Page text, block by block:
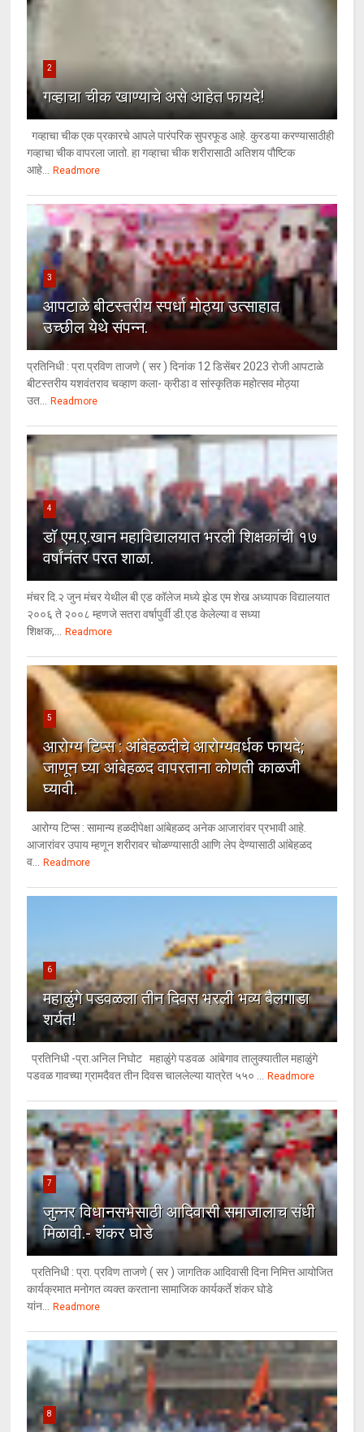
2
गव्हाचा चीक खाण्याचे असे आहेत फायदे!
गव्हाचा चीक एक प्रकारचे आपले पारंपरिक सुपरफूड आहे. कुरडया करण्यासाठीही
गव्हाचा चीक वापरला जातो. हा गव्हाचा चीक शरीरासाठी अतिशय पौष्टिक
आहे... Readmore
3
आपटाळे बीटस्तरीय स्पर्धा मोठ्या उत्साहात
उच्छील येथे संपन्न.
प्रतिनिधी : प्रा.प्रविण ताजणे ( सर ) दिनांक 12 डिसेंबर 2023 रोजी आपटाळे
बीटस्तरीय यशवंतराव चव्हाण कला- क्रीडा व सांस्कृतिक महोत्सव मोठ्या
उत... Readmore
4
डॉ एम.ए.खान महाविद्यालयात भरली शिक्षकांची १७
वर्षांनंतर परत शाळा.
मंचर दि.२ जुन मंचर येथील बी एड कॉलेज मध्ये झेड एम शेख अध्यापक विद्यालयात
२००६ ते २००८ म्हणजे सतरा वर्षापुर्वी डी.एड केलेल्या व सध्या
शिक्षक,... Readmore
5
आरोग्य टिप्स : आंबेहळदीचे आरोग्यवर्धक फायदे;
जाणून घ्या आंबेहळद वापरताना कोणती काळजी
घ्यावी.
आरोग्य टिप्स : सामान्य हळदीपेक्षा आंबेहळद अनेक आजारांवर प्रभावी आहे.
आजारांवर उपाय म्हणून शरीरावर चोळण्यासाठी आणि लेप देण्यासाठी आंबेहळद
व... Readmore
6
महाळुंगे पडवळला तीन दिवस भरली भव्य बैलगाडा
शर्यत!
प्रतिनिधी -प्रा.अनिल निघोट महाळुंगे पडवळ आंबेगाव तालुक्यातील महाळुंगे
पडवळ गावच्या ग्रामदैवत तीन दिवस चाललेल्या यात्रेत ५५० ... Readmore
7
जुन्नर विधानसभेसाठी आदिवासी समाजालाच संधी
मिळावी.- शंकर घोडे
प्रतिनिधी : प्रा. प्रविण ताजणे ( सर ) जागतिक आदिवासी दिना निमित्त आयोजित
कार्यक्रमात मनोगत व्यक्त करताना सामाजिक कार्यकर्ते शंकर घोडे
यांन... Readmore
8